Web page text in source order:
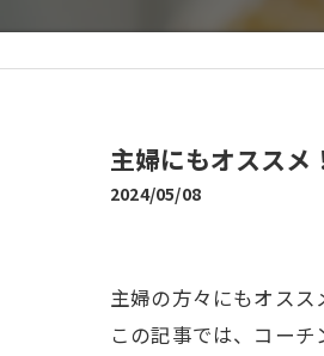
主婦にもオススメ
2024/05/08
主婦の方々にもオスス
この記事では、コーチ